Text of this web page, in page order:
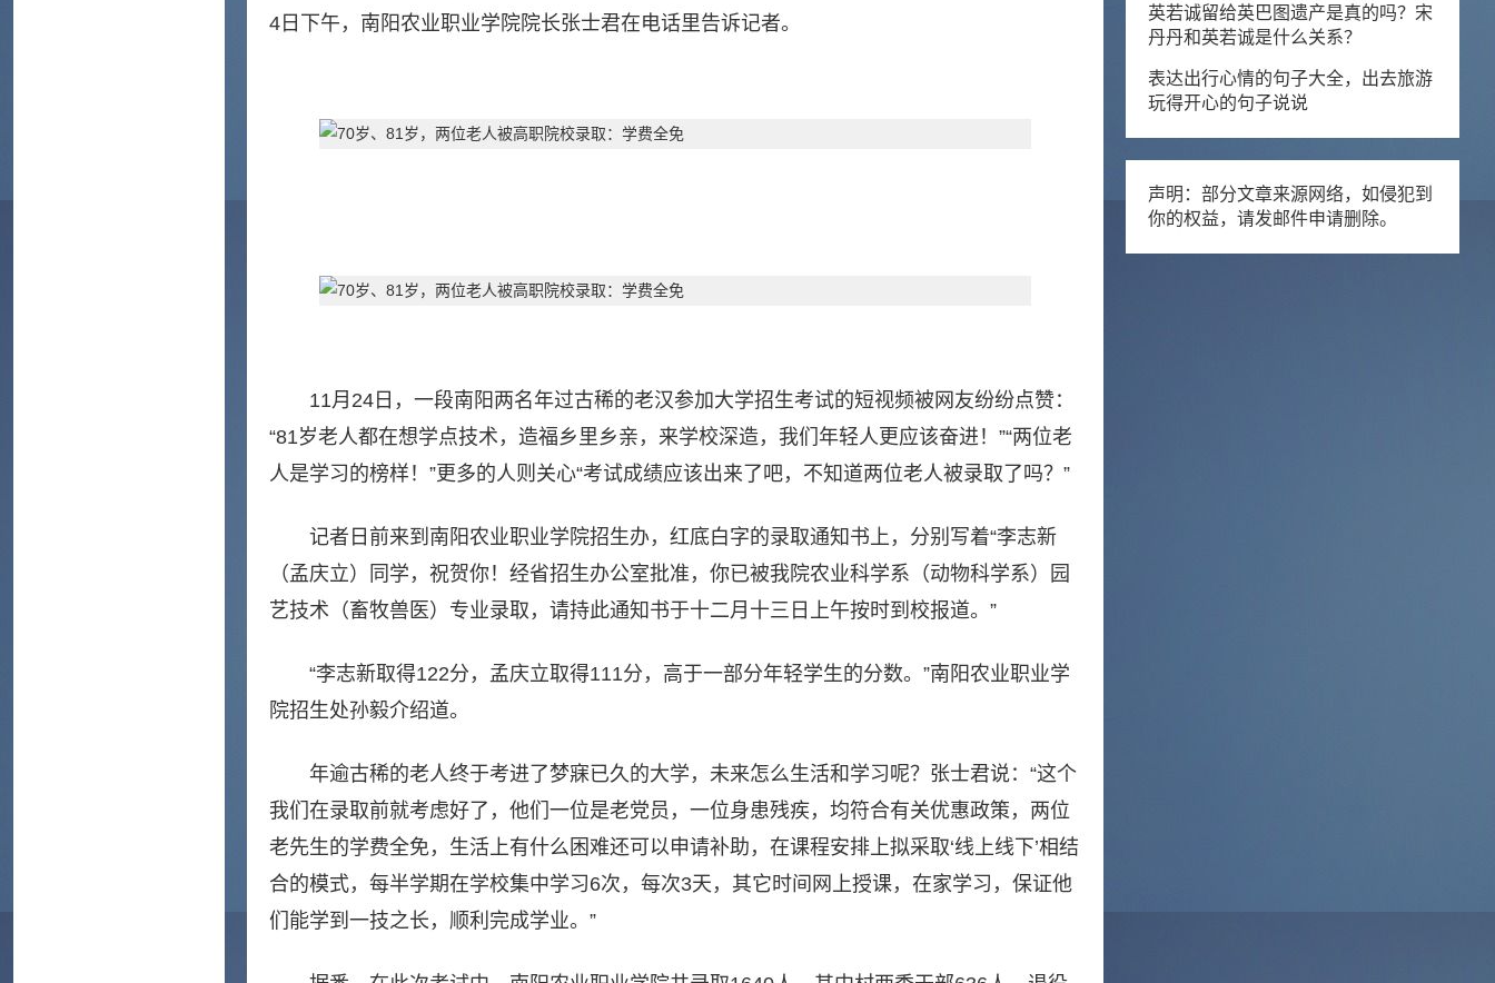
4日下午，南阳农业职业学院院长张士君在电话里告诉记者。
11月24日，一段南阳两名年过古稀的老汉参加大学招生考试的短视频被网友纷纷点赞：
“81岁老人都在想学点技术，造福乡里乡亲，来学校深造，我们年轻人更应该奋进！”“两位老
人是学习的榜样！”更多的人则关心“考试成绩应该出来了吧，不知道两位老人被录取了吗？”
记者日前来到南阳农业职业学院招生办，红底白字的录取通知书上，分别写着“李志新
（孟庆立）同学，祝贺你！经省招生办公室批准，你已被我院农业科学系（动物科学系）园
艺技术（畜牧兽医）专业录取，请持此通知书于十二月十三日上午按时到校报道。”
“李志新取得122分，孟庆立取得111分，高于一部分年轻学生的分数。”南阳农业职业学
院招生处孙毅介绍道。
年逾古稀的老人终于考进了梦寐已久的大学，未来怎么生活和学习呢？张士君说：“这个
我们在录取前就考虑好了，他们一位是老党员，一位身患残疾，均符合有关优惠政策，两位
老先生的学费全免，生活上有什么困难还可以申请补助，在课程安排上拟采取‘线上线下’相结
合的模式，每半学期在学校集中学习6次，每次3天，其它时间网上授课，在家学习，保证他
们能学到一技之长，顺利完成学业。”
英若诚留给英巴图遗产是真的吗？宋
丹丹和英若诚是什么关系？
表达出行心情的句子大全，出去旅游
玩得开心的句子说说
声明：部分文章来源网络，如侵犯到
你的权益，请发邮件申请删除。